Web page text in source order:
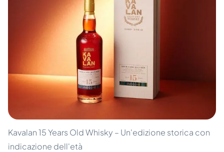
Kavalan 15 Years Old Whisky – Un'edizione storica con
indicazione dell'età